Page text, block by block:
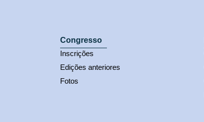
Congresso
Inscrições
Edições anteriores
Fotos